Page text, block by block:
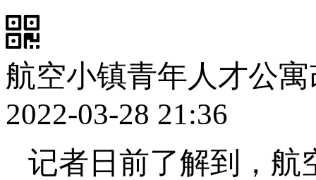
航空小镇青年人才公
2022-03-28 21:36
记者日前了解到，航